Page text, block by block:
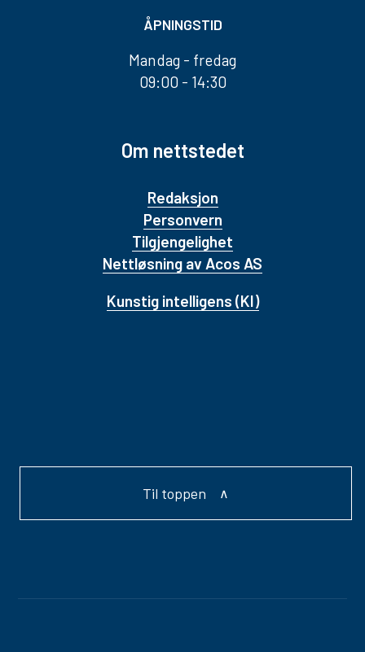
ÅPNINGSTID
Mandag - fredag
09:00 - 14:30
Om nettstedet
Redaksjon
Personvern
Tilgjengelighet
Nettløsning av Acos AS
Kunstig intelligens (KI)
Til toppen